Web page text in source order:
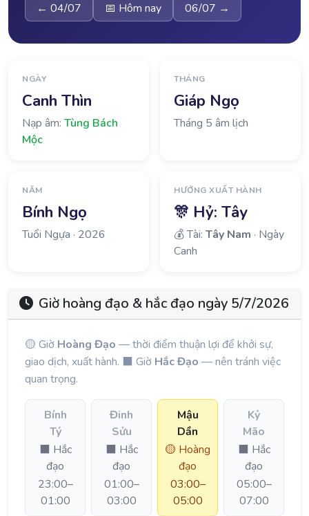
← 04/07 📅 Hôm nay 06/07 →
NGÀY
Canh Thìn
Nạp âm: Tùng Bách
Mộc
THÁNG
Giáp Ngọ
Tháng 5 âm lịch
NĂM
Bính Ngọ
Tuổi Ngựa · 2026
HƯỚNG XUẤT HÀNH
🎊 Hỷ: Tây
💰 Tài: Tây Nam · Ngày
Canh
Giờ hoàng đạo & hắc đạo ngày 5/7/2026
🟡 Giờ Hoàng Đạo — thời điểm thuận lợi để khởi sự,
giao dịch, xuất hành. ⬛ Giờ Hắc Đạo — nên tránh việc
quan trọng.
Bính
Tý
⬛ Hắc
đạo
23:00–
01:00
Đinh
Sửu
⬛ Hắc
đạo
01:00–
03:00
Mậu
Dần
🟡 Hoàng
đạo
03:00–
05:00
Kỷ
Mão
⬛ Hắc
đạo
05:00–
07:00